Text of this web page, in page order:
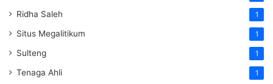
Ridha Saleh 1
Situs Megalitikum 1
Sulteng 1
Tenaga Ahli 1